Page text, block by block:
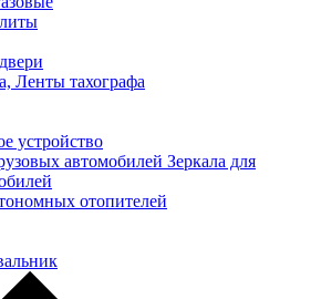
Ленты тахографа
устройство
Зеркала для
отопителей